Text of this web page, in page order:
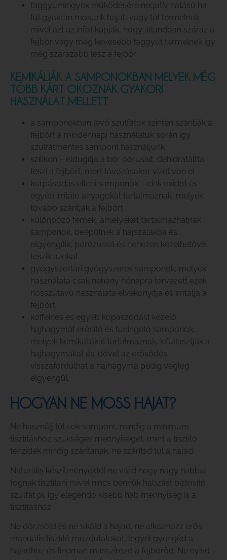
faggyúmirigyek működésére negatív hatású ha
túl gyakran mosunk hajat, vagy túl termelnek
mivel azt az infót kapják, hogy állandóan száraz a
fejbőr vagy még kevesebb faggyút termelnek így
még szárazabb lesz a fejbőr.
KEMIKÁLIÁK A SAMPONOKBAN MELYEK MÉG
TÖBB KÁRT OKOZNAK GYAKORI
HASZNÁLAT MELLETT
a samponokban lévő szulfátok szintén szárítják a
fejbőrt a mindennapi használatuk során így
szulfátmentes sampont használjunk
szilikon – eldugítja a bőr pórusait, dehidratálttá
teszi a fejbőrt, mert távozásakor vizet von el
korpásodás elleni samponok – cink oxidot és
egyéb irritáló anyagokat tartalmaznak, melyek
tovább szárítják a fejbőrt
különböző fémek, amelyeket tartalmazhatnak
samponok, beépülnek a hajszálakba és
elgyengítik, porózussá és nehezen kezelhetővé
teszik azokat
gyógyszertári gyógyszeres samponok, melyek
használata csak néhány hónapra tervezett ezek
hosszútávú használata elvékonyítja és irritálja a
fejbőrt
koffeines és egyéb kopaszodást kezelő,
hajhagymát erősítő és tuningoló samponok,
melyek kemikáliákat tartalmaznak, kifullasztják a
hajhagymákat és idővel az erősödés
visszafordulhat a hajhagyma pedig végleg
elgyengül.
HOGYAN NE MOSS HAJAT?
Ne használj túl sok sampont, mindig a minimum
tisztításhoz szükséges mennyiséget, mert a tisztító
tenzidek mindig szárítanak, ne szárítsd túl a hajad
Naturális készítményektől ne várd hogy nagy habbal
fognak tisztítani mivel nincs bennük habzást biztosító
szulfát pl. így elegendő kisebb hab mennyiség is a
tisztításhoz
Ne dörzsöld és ne sikáld a hajad, ne alkalmazz erős
manuális tisztító mozdulatokat, legyél gyengéd a
hajadhoz és finoman masszírozd a fejbőröd. Ne nyisd